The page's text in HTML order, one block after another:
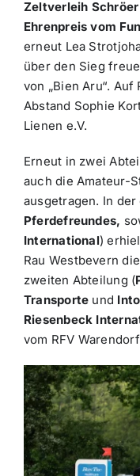
Zeltverleih Schröer
Ehrenpreis vom
erneut Lea
über den Sieg
von „Bien Aru“.
Abstand Sophie
Lienen e.V.
Erneut in zwei
auch die Amateur-
ausgetragen. In
Pferdefreundes,
International)
Rau Westbevern
zweiten Abteilung (
Transporte und
Riesenbeck
vom RFV